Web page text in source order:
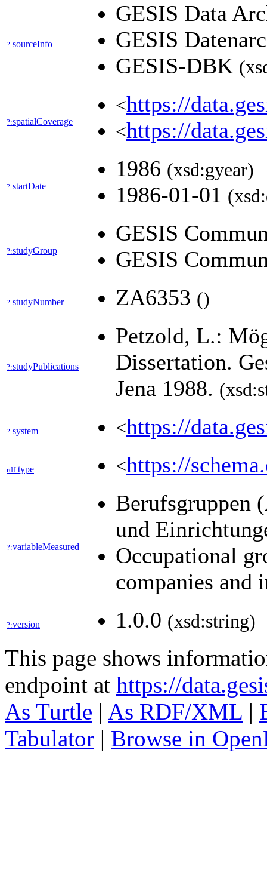
?:sourceInfo
GESIS Data
GESIS
GESIS-DBK
?:spatialCoverage
<https://
<https://
?:startDate
1986 (xsd:gyear)
1986-01-01
?:studyGroup
GESIS
GESIS
?:studyNumber ZA6353 ()
?:studyPublications
Petzold, L.:
Dissertation.
Jena 1988.
?:system <https://
rdf:type <https://
?:variableMeasured
Berufsgruppen
und
Occupational
companies and
?:version 1.0.0 (xsd:string)
This page shows
endpoint at https://
As Turtle | As RDF/XML |
Tabulator | Browse in